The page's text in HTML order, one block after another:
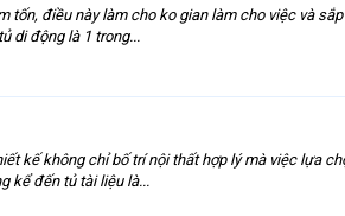
điều này làm cho ko gian làm cho việc và
di động là 1 trong...
kế không chỉ bố trí nội thất hợp lý mà việc lựa
kể đến tủ tài liệu là...